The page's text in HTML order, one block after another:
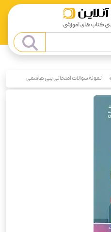
نمونه سوالات امتحانی بنی هاشمی